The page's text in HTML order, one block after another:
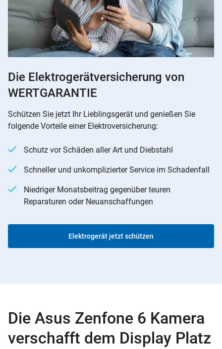
Die Elektrogerätversicherung von
WERTGARANTIE
Schützen Sie jetzt Ihr Lieblingsgerät und genießen Sie
folgende Vorteile einer Elektroversicherung:
Schutz vor Schäden aller Art und Diebstahl
Schneller und unkomplizierter Service im Schadenfall
Niedriger Monatsbeitrag gegenüber teuren
Reparaturen oder Neuanschaffungen
Elektrogerät jetzt schützen
Die Asus Zenfone 6 Kamera
verschafft dem Display Platz